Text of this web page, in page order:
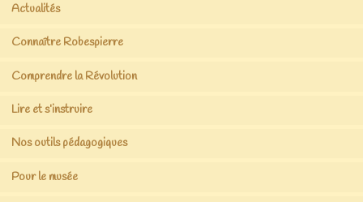
Actualités
Connaître Robespierre
Comprendre la Révolution
Lire et s’instruire
Nos outils pédagogiques
Pour le musée